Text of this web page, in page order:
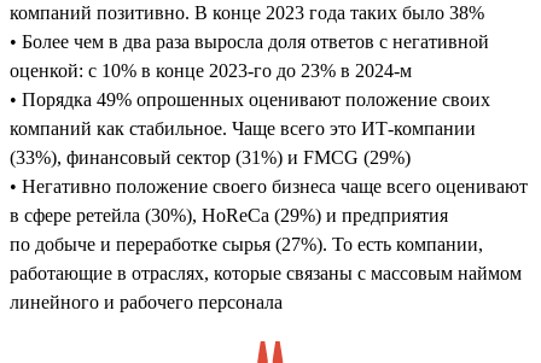
компаний позитивно. В конце 2023 года таких было 38%
• Более чем в два раза выросла доля ответов с негативной
оценкой: с 10% в конце 2023-го до 23% в 2024-м
• Порядка 49% опрошенных оценивают положение своих
компаний как стабильное. Чаще всего это ИТ-компании
(33%), финансовый сектор (31%) и FMCG (29%)
• Негативно положение своего бизнеса чаще всего оценивают
в сфере ретейла (30%), HoReCa (29%) и предприятия
по добыче и переработке сырья (27%). То есть компании,
работающие в отраслях, которые связаны с массовым наймом
линейного и рабочего персонала